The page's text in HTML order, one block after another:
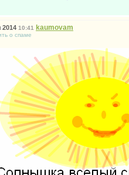
2014 10:41 kaumovam
о спаме